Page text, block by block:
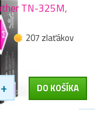
TN-325M,
207 zlaťákov
+ DO KOŠÍKA